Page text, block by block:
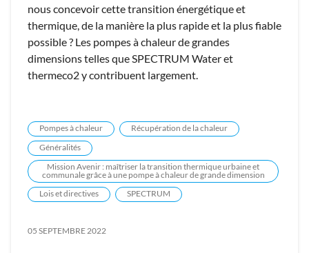
nous concevoir cette transition énergétique et
thermique, de la manière la plus rapide et la plus fiable
possible ? Les pompes à chaleur de grandes
dimensions telles que SPECTRUM Water et
thermeco2 y contribuent largement.
Pompes à chaleur
Récupération de la chaleur
Généralités
Mission Avenir : maîtriser la transition thermique urbaine et
communale grâce à une pompe à chaleur de grande dimension
Lois et directives
SPECTRUM
05 SEPTEMBRE 2022